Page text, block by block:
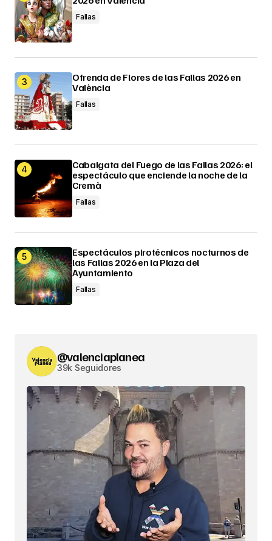
Fallas
Ofrenda de Flores de las Fallas 2026 en
València
Fallas
Cabalgata del Fuego de las Fallas 2026: el
espectáculo que enciende la noche de la
Cremà
Fallas
Espectáculos pirotécnicos nocturnos de
las Fallas 2026 en la Plaza del
Ayuntamiento
Fallas
@valenciaplanea
39k Seguidores